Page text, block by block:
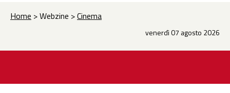
Home > Webzine >Cinema
venerdì 07 agosto 2026